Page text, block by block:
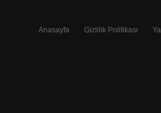
Anasayfa Gizlilik Politikası